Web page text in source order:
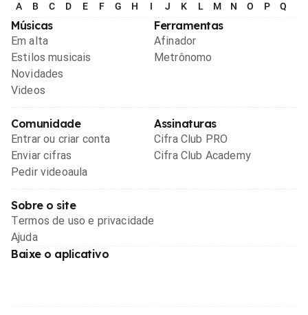
A B C D E F G H I J K L M N O P Q
Músicas
Em alta
Estilos musicais
Novidades
Videos
Ferramentas
Afinador
Metrônomo
Comunidade
Entrar ou criar conta
Enviar cifras
Pedir videoaula
Assinaturas
Cifra Club PRO
Cifra Club Academy
Sobre o site
Termos de uso e privacidade
Ajuda
Baixe o aplicativo